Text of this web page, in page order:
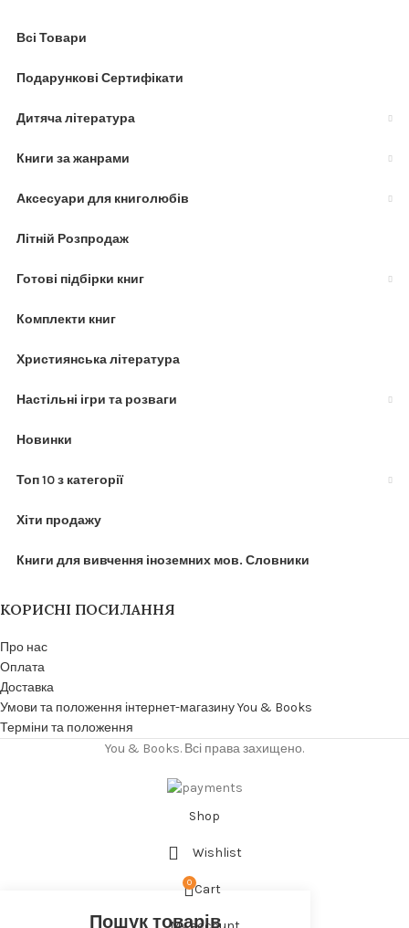
Всі Товари
Подарункові Сертифікати
Дитяча література
Книги за жанрами
Аксесуари для книголюбів
Літній Розпродаж
Готові підбірки книг
Комплекти книг
Християнська література
Настільні ігри та розваги
Новинки
Топ 10 з категорії
Хіти продажу
Книги для вивчення іноземних мов. Словники
КОРИСНІ ПОСИЛАННЯ
Про нас
Оплата
Доставка
Умови та положення інтернет-магазину You & Books
Терміни та положення
You & Books. Всі права захищено.
Shop
Wishlist
0 Cart